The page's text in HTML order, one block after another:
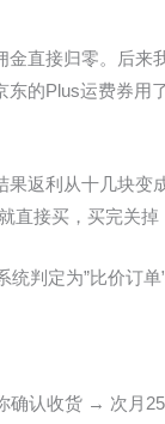
直接归零。后来
东的Plus运费券用
返利从十几块变
接买，买完关掉
判定为”比价订单
确认收货 → 次月